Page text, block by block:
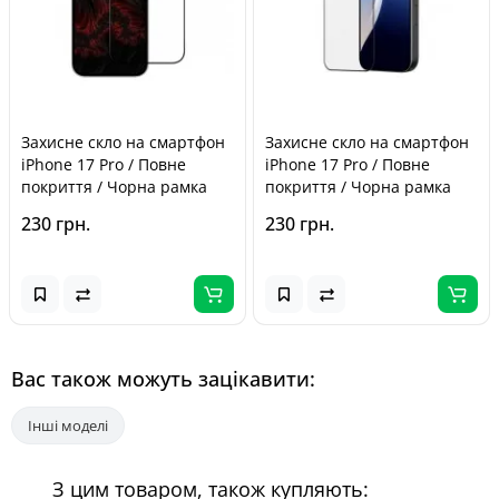
Захисне скло на смартфон
iPhone 17 Pro / Повне
покриття / Чорна рамка
230 грн.
Захисне скло на смартфон
iPhone 17 Pro / Повне
покриття / Чорна рамка
230 грн.
Вас також можуть зацікавити:
Інші моделі
З цим товаром, також купляють: